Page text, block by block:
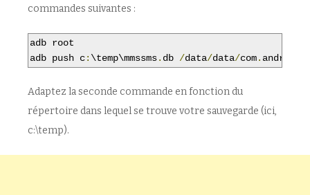
commandes suivantes :
adb root
adb push c: \temp\mmssms. db /data/data/com. android
Adaptez la seconde commande en fonction du
répertoire dans lequel se trouve votre sauvegarde (ici,
c:\temp).